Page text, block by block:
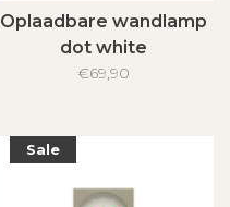
Oplaadbare wandlamp
dot white
€69,90
Sale